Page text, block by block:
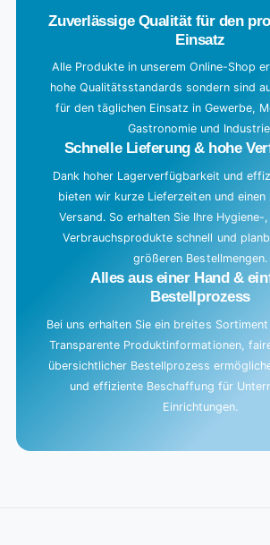
Zuverlässige Qualität für den
Einsatz
Alle Produkte in unserem Online-Shop
hohe Qualitätsstandards sondern sind
für den täglichen Einsatz in Gewerbe,
Gastronomie und
Schnelle Lieferung & hohe
Dank hoher Lagerverfügbarkeit und
bieten wir kurze Lieferzeiten und einen
Versand. So erhalten Sie Ihre Hygiene-
Verbrauchsprodukte schnell und
größeren Bestellmengen.
Alles aus einer Hand &
Bestellprozess
Bei uns erhalten Sie ein breites Sortiment
Transparente Produktinformationen,
übersichtlicher Bestellprozess
und effiziente Beschaffung für
Einrichtungen.